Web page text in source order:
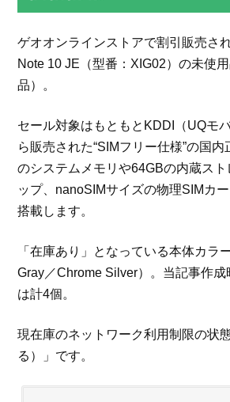
ゲオオンラインストアで割引販売さ
Note 10 JE（型番：XIG02）の未使
品）。
セール対象はもともとKDDI（UQモ
ら販売された“SIMフリー仕様”の国
のシステムメモリや64GBの内蔵ス
ップ、nanoSIMサイズの物理SIMカ
搭載します。
「在庫あり」となっている本体カラ
Gray／Chrome Silver）。当記事作
は計4個。
現在庫のネットワーク利用制限の状
る）」です。